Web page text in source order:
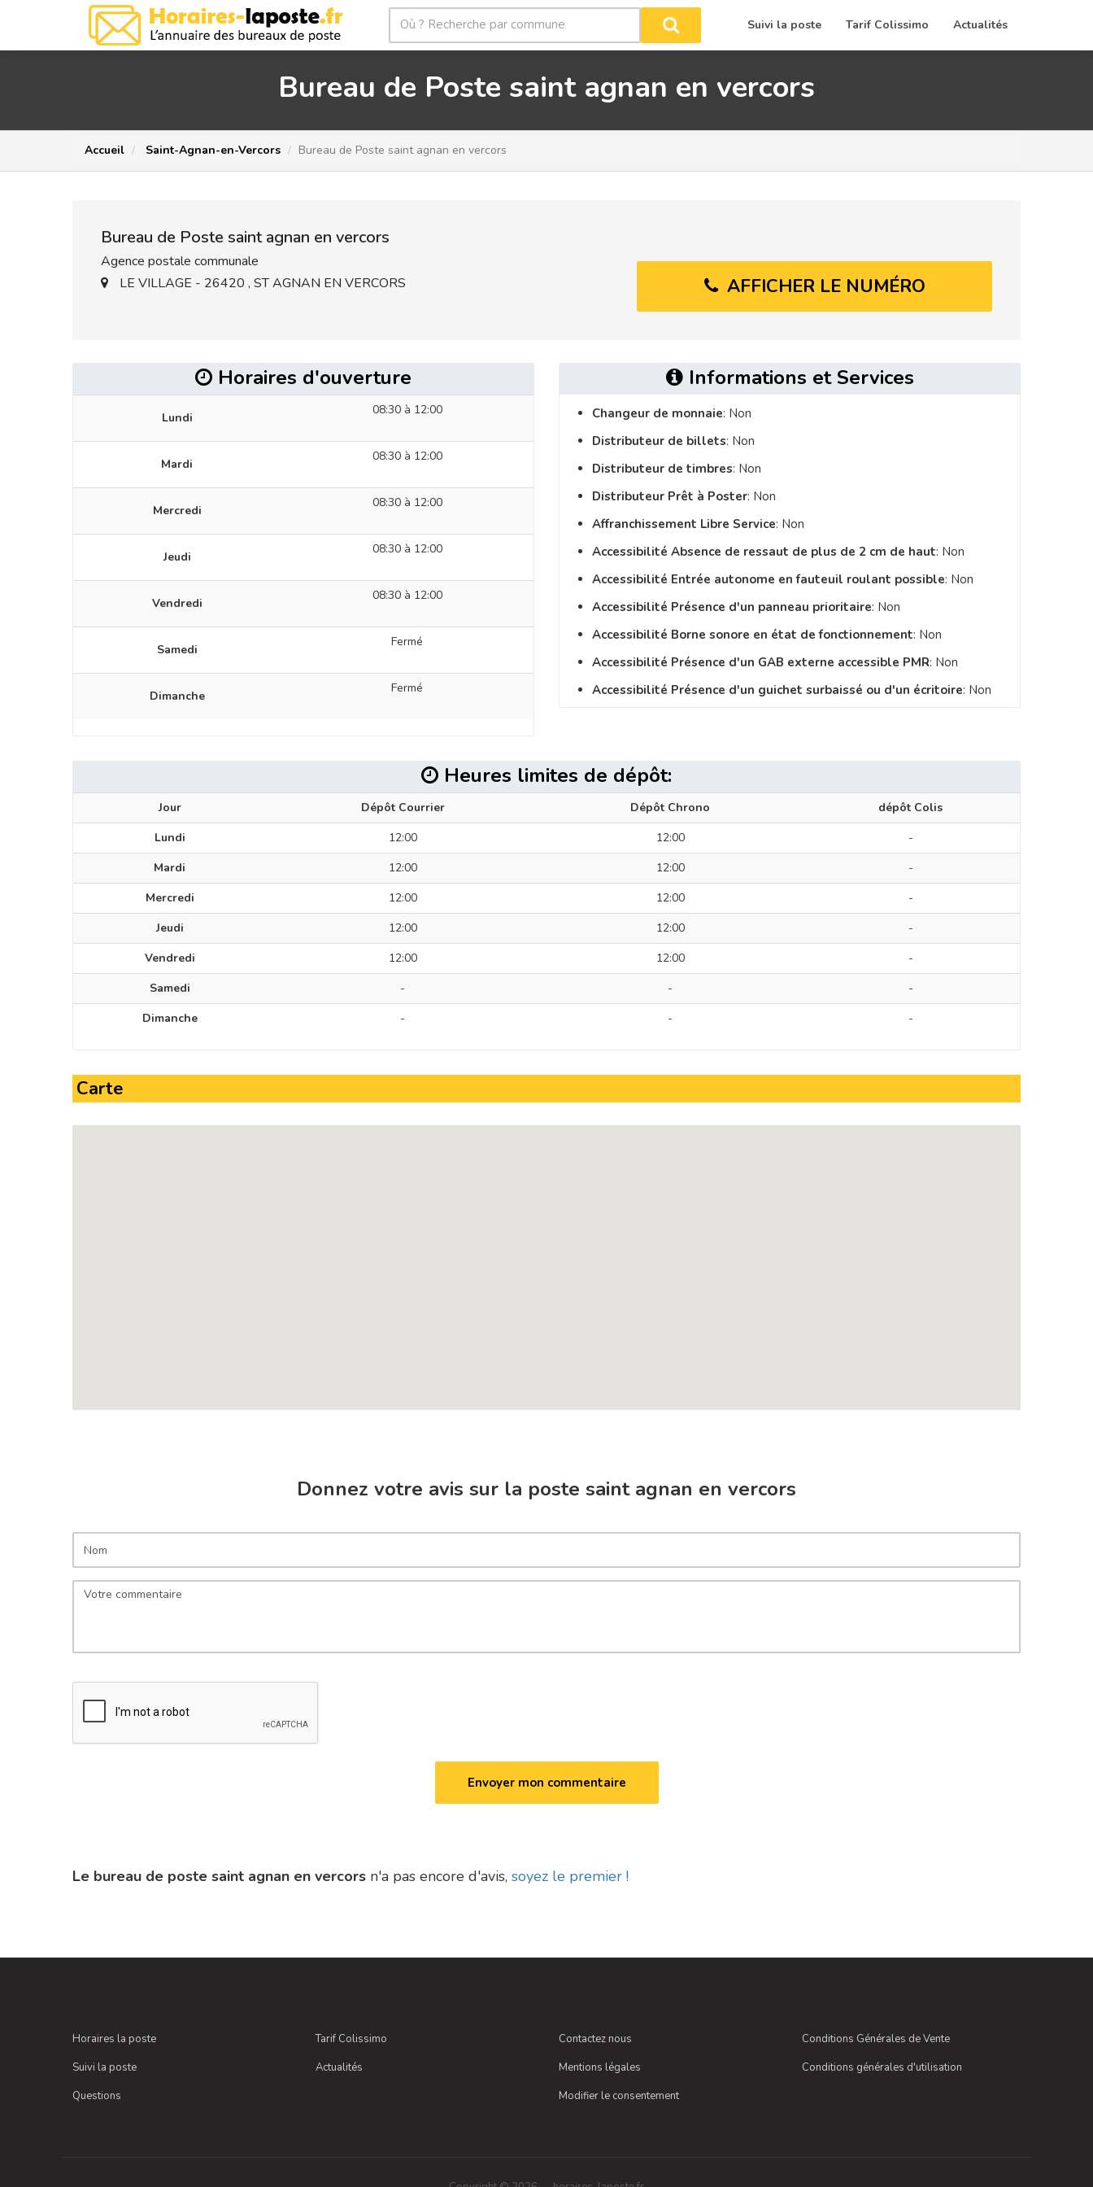
Suivi la poste Tarif Colissimo Actualités
Bureau de Poste saint agnan en vercors
Accueil Saint-Agnan-en-Vercors Bureau de Poste saint agnan en vercors
Bureau de Poste saint agnan en vercors
Agence postale communale
LE VILLAGE - 26420 , ST AGNAN EN VERCORS
AFFICHER LE NUMÉRO
Horaires d'ouverture
Lundi
08:30 à 12:00
Mardi
08:30 à 12:00
Mercredi
08:30 à 12:00
Jeudi
08:30 à 12:00
Vendredi
08:30 à 12:00
Samedi
Fermé
Dimanche
Fermé
Informations et Services
Changeur de monnaie: Non
Distributeur de billets: Non
Distributeur de timbres: Non
Distributeur Prêt à Poster: Non
Affranchissement Libre Service: Non
Accessibilité Absence de ressaut de plus de 2 cm de haut: Non
Accessibilité Entrée autonome en fauteuil roulant possible: Non
Accessibilité Présence d'un panneau prioritaire: Non
Accessibilité Borne sonore en état de fonctionnement: Non
Accessibilité Présence d'un GAB externe accessible PMR: Non
Accessibilité Présence d'un guichet surbaissé ou d'un écritoire: Non
Heures limites de dépôt:
Jour Dépôt Courrier Dépôt Chrono
dépôt Colis
Lundi
12:00 12:00
-
Mardi
12:00 12:00
-
Mercredi
12:00 12:00
-
Jeudi
12:00 12:00
-
Vendredi
12:00 12:00
-
Samedi
- -
-
Dimanche
- - -
Carte
Donnez votre avis sur la poste saint agnan en vercors
Le bureau de poste saint agnan en vercors n'a pas encore d'avis, soyez le premier !
Horaires la poste
Suivi la poste
Questions
Tarif Colissimo
Actualités
Contactez nous
Mentions légales
Modifier le consentement
Conditions Générales de Vente
Conditions générales d'utilisation